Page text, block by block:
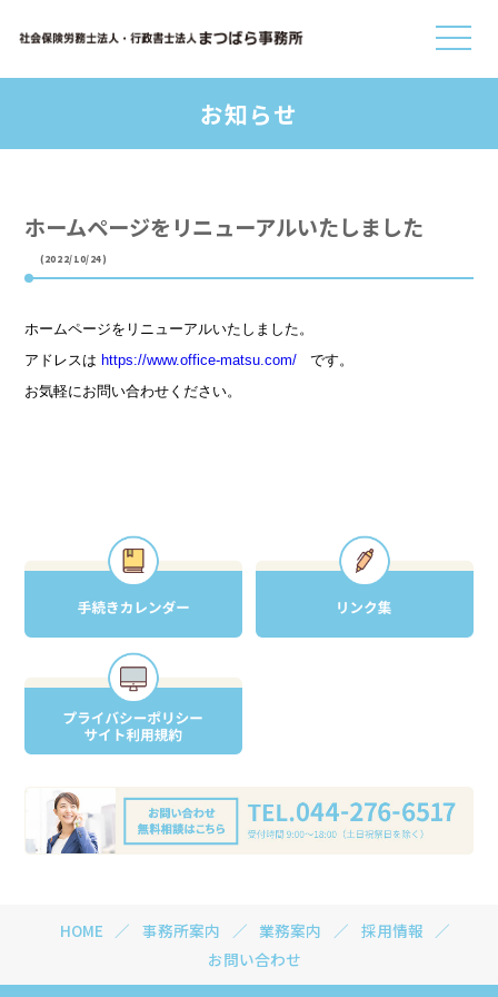
お知らせ
ホームページをリニューアルいたしました
(2022/10/24)
ホームページをリニューアルいたしました。
アドレスは https://www.office-matsu.com/です。
お気軽にお問い合わせください。
HOME 事務所案内 業務案内
採用情報
お問い合わせ